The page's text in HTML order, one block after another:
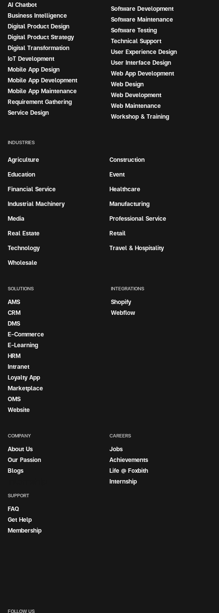
AI Chatbot
Business Intelligence
Digital Product Design
Digital Product Strategy
Digital Transformation
IoT Development
Mobile App Design
Mobile App Development
Mobile App Maintenance
Requirement Gathering
Service Design
Software Development
Software Maintenance
Software Testing
Technical Support
User Experience Design
User Interface Design
Web App Development
Web Design
Web Development
Web Maintenance
Workshop & Training
SOLUTIONS
AMS
CRM
DMS
E-Commerce
E-Learning
HRM
Intranet
Loyalty App
Marketplace
OMS
Website
INTEGRATIONS
Shopify
Webflow
INDUSTRIES
Agriculture
Construction
Education
Event
Financial Service
Healthcare
Industrial Machinery
Manufacturing
Media
Professional Service
Real Estate
Retail
Technology
Travel & Hospitality
Wholesale
COMPANY
About Us
Our Passion
Blogs
CAREERS
Jobs
Achievements
Life @ Foxbith
Internship
SUPPORT
FAQ
Get Help
Membership
FOLLOW US